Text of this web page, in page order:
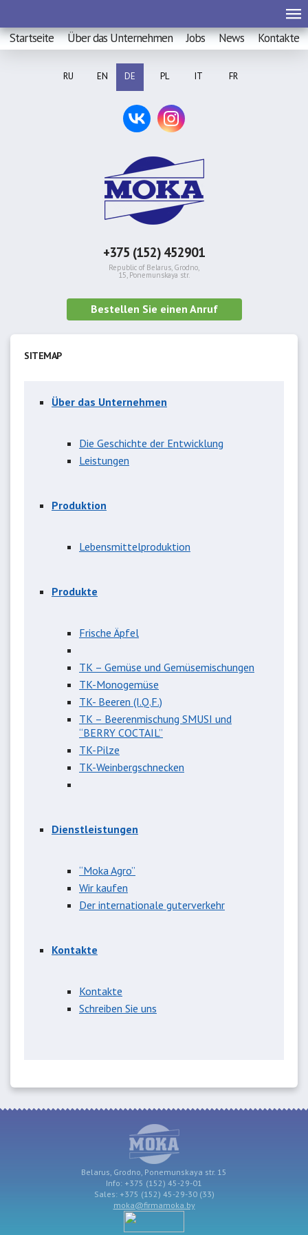
Startseite Über das Unternehmen Jobs News Kontakte
RU EN DE PL IT FR
+375 (152) 452901
Republic of Belarus, Grodno,
15, Ponemunskaya str.
Bestellen Sie einen Anruf
SITEMAP
Über das Unternehmen
Die Geschichte der Entwicklung
Leistungen
Produktion
Lebensmittelproduktion
Produkte
Frische Äpfel
TK – Gemüse und Gemüsemischungen
TK-Monogemüse
TK- Beeren (I.Q.F.)
TK – Beerenmischung SMUSI und
“BERRY COCTAIL”
TK-Pilze
TK-Weinbergschnecken
Dienstleistungen
“Moka Agro”
Wir kaufen
Der internationale guterverkehr
Kontakte
Kontakte
Schreiben Sie uns
Belarus, Grodno, Ponemunskaya str. 15
Info: +375 (152) 45-29-01
Sales: +375 (152) 45-29-30 (33)
moka@firmamoka.by